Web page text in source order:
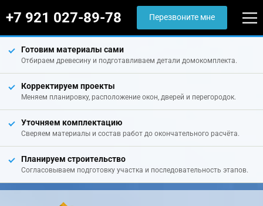
+7 921 027-89-78 Перезвоните мне
Готовим материалы сами
Отбираем древесину и подготавливаем детали домокомплекта.
Корректируем проекты
Меняем планировку, расположение окон, дверей и перегородок.
Уточняем комплектацию
Сверяем материалы и состав работ до окончательного расчёта.
Планируем строительство
Согласовываем подготовку участка и последовательность этапов.